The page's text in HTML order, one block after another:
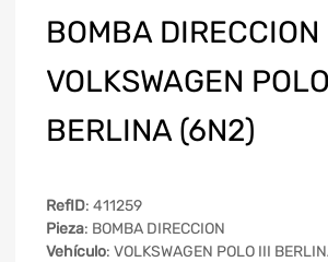
BOMBA DIRECCION
VOLKSWAGEN
BERLINA (6N2)
RefID: 411259
Pieza: BOMBA DIRECCION
Vehículo: VOLKSWAGEN POLO III